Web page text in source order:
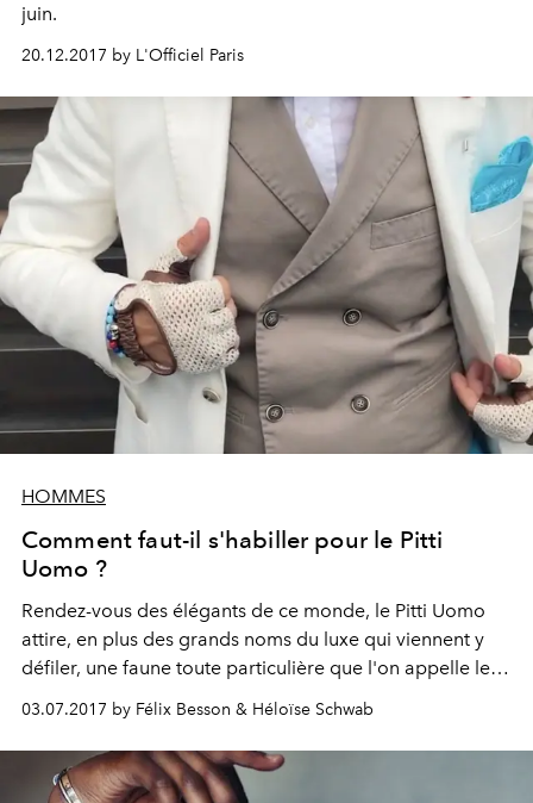
juin.
20.12.2017 by L'Officiel Paris
HOMMES
Comment faut-il s'habiller pour le Pitti
Uomo ?
Rendez-vous des élégants de ce monde, le Pitti Uomo
attire, en plus des grands noms du luxe qui viennent y
défiler, une faune toute particulière que l'on appelle les
dans les allées du Salon en quête de reconnaissance et
dans un seul et même but : promouvoir le dandysme, le
vrai. Leçon de mode 100% ritale avec 5 d'entre eux.
03.07.2017 by Félix Besson & Héloïse Schwab